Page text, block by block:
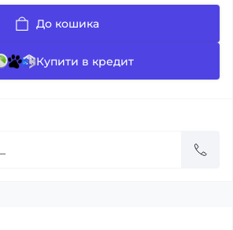
До кошика
Купити в кредит